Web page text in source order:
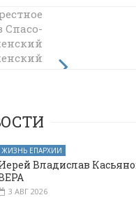
Архангела
и
жители
в
Спасо-
ЖИЗНЬ ЕПАРХИИ
Владислав
3 АВГ 2026